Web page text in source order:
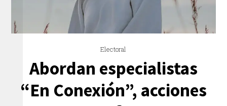
Electoral
Abordan especialistas
“En Conexión”, acciones